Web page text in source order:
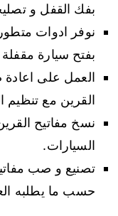
بفك القفل و
نوفر ادوات
بفتح سيارة
العمل على
القرين مع تنظيم
نسخ مفاتيح
السيارات.
تصنيع و صب
حسب ما يطلبه